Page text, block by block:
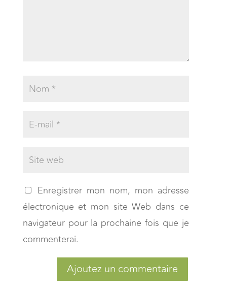
Enregistrer mon nom, mon adresse
électronique et mon site Web dans ce
navigateur pour la prochaine fois que je
commenterai.
Ajoutez un commentaire